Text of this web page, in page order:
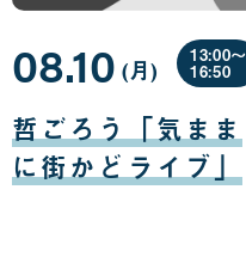
哲ごろう「気まま
に街かどライブ」
08.10
月
10
日
(月曜
日
)
13:00〜
16:50